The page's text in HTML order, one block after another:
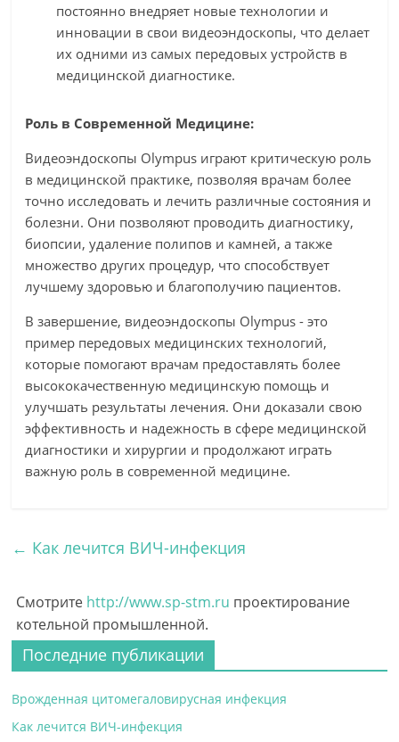
постоянно внедряет новые технологии и
инновации в свои видеоэндоскопы, что делает
их одними из самых передовых устройств в
медицинской диагностике.
Роль в Современной Медицине:
Видеоэндоскопы Olympus играют критическую роль
в медицинской практике, позволяя врачам более
точно исследовать и лечить различные состояния и
болезни. Они позволяют проводить диагностику,
биопсии, удаление полипов и камней, а также
множество других процедур, что способствует
лучшему здоровью и благополучию пациентов.
В завершение, видеоэндоскопы Olympus - это
пример передовых медицинских технологий,
которые помогают врачам предоставлять более
высококачественную медицинскую помощь и
улучшать результаты лечения. Они доказали свою
эффективность и надежность в сфере медицинской
диагностики и хирургии и продолжают играть
важную роль в современной медицине.
← Как лечится ВИЧ-инфекция
Смотрите http://www.sp-stm.ru проектирование
котельной промышленной.
Последние публикации
Врожденная цитомегаловирусная инфекция
Как лечится ВИЧ-инфекция